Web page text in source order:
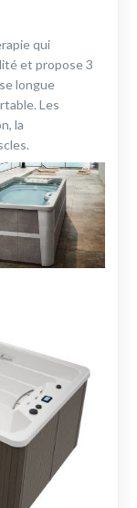
qui
et propose 3
longue
Les
la